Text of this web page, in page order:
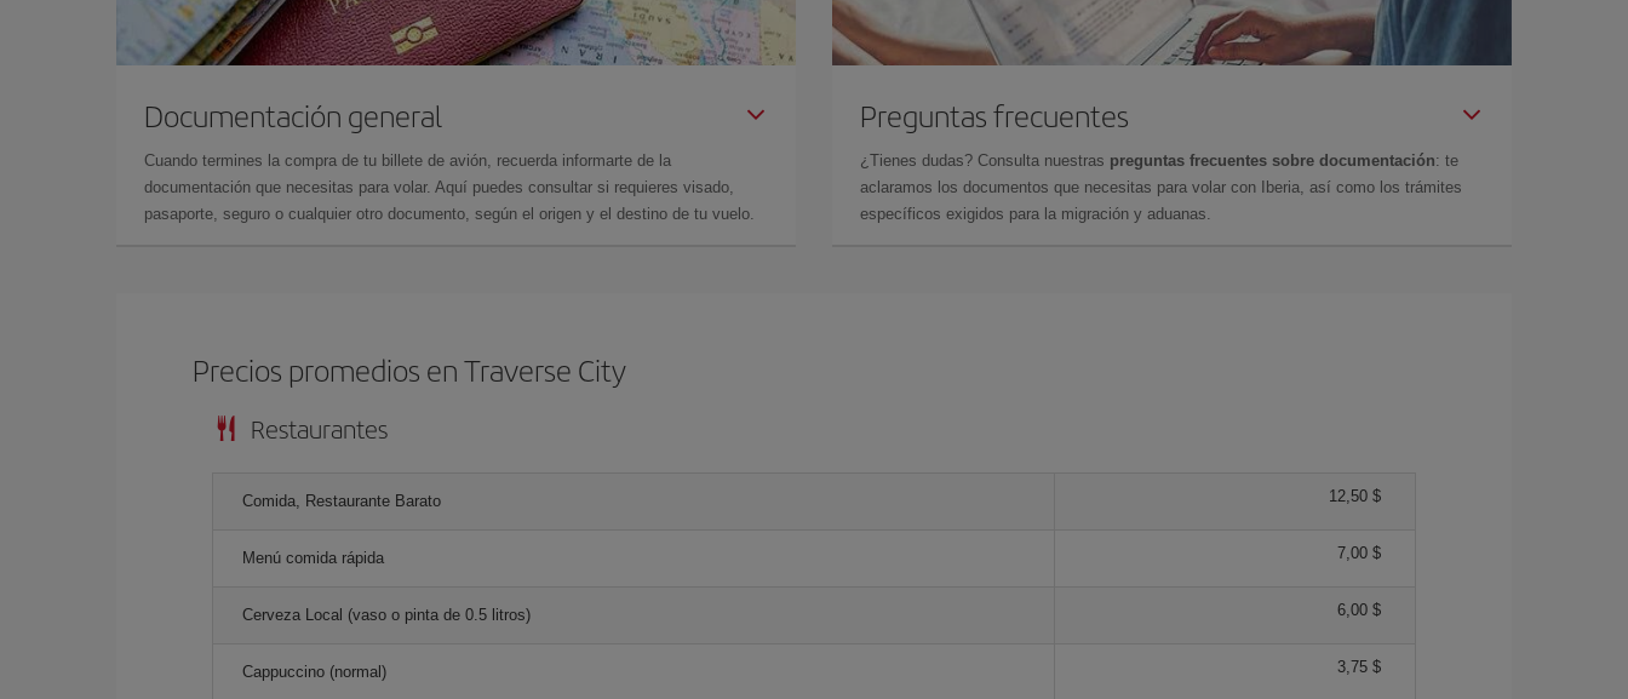
Documentación general
Cuando termines la compra de tu billete de avión, recuerda informarte de la
documentación que necesitas para volar. Aquí puedes consultar si requieres visado,
pasaporte, seguro o cualquier otro documento, según el origen y el destino de tu vuelo.
Preguntas frecuentes
¿Tienes dudas? Consulta nuestras preguntas frecuentes sobre documentación: te
aclaramos los documentos que necesitas para volar con Iberia, así como los trámites
específicos exigidos para la migración y aduanas.
Precios promedios en Traverse City
Restaurantes
Comida, Restaurante Barato 12,50 $
Menú comida rápida 7,00 $
Cerveza Local (vaso o pinta de 0.5 litros) 6,00 $
Cappuccino (normal) 3,75 $